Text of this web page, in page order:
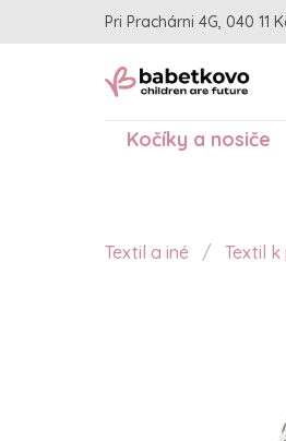
Pri Prachárni 4G, 040 11
Kočíky a nosiče
Textil a iné Textil